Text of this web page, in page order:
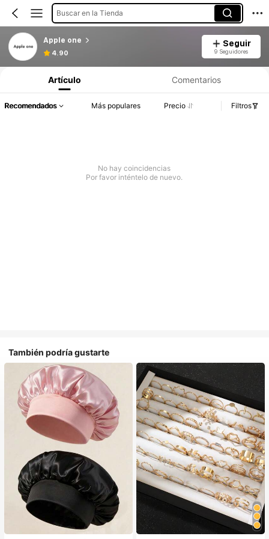
Buscar en la Tienda
Apple one
4.90
Seguir
9 Seguidores
Artículo Comentarios
Recomendados Más populares Precio Filtros
No hay coincidencias
Por favor inténtelo de nuevo.
También podría gustarte